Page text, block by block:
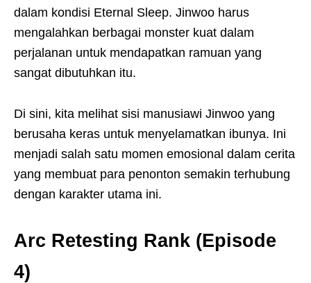
dalam kondisi Eternal Sleep. Jinwoo harus
mengalahkan berbagai monster kuat dalam
perjalanan untuk mendapatkan ramuan yang
sangat dibutuhkan itu.
Di sini, kita melihat sisi manusiawi Jinwoo yang
berusaha keras untuk menyelamatkan ibunya. Ini
menjadi salah satu momen emosional dalam cerita
yang membuat para penonton semakin terhubung
dengan karakter utama ini.
Arc Retesting Rank (Episode
4)